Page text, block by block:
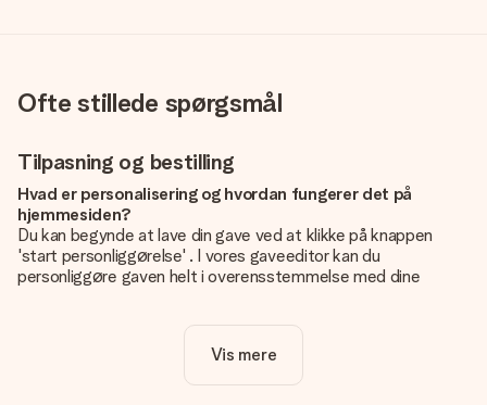
Ofte stillede spørgsmål
Tilpasning og bestilling
Hvad er personalisering og hvordan fungerer det på
hjemmesiden?
Du kan begynde at lave din gave ved at klikke på knappen
'start personliggørelse' . I vores gaveeditor kan du
personliggøre gaven helt i overensstemmelse med dine
Er personalisering inkluderet i prisen?
Prisen der vises på hjemmesiden omfatter personliggørelse
Vis mere